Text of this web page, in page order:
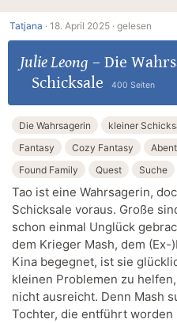
Tatjana · 18. April 2025 · gelesen
Julie Leong – Die
Schicksale
400 Seiten
Die Wahrsagerin kleiner
Fantasy
Cozy Fantasy
Found Family
Quest Suche
Tao ist eine Wahrsagerin,
Schicksale voraus. Große
schon einmal Unglück
dem Krieger Mash, dem
Kina begegnet, ist sie
kleinen Problemen zu
nicht ausreicht. Denn Mash
Tochter, die entführt